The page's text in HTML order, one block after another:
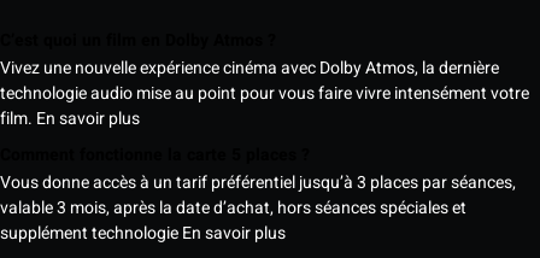
Vivez une nouvelle expérience cinéma avec Dolby Atmos, la dernière
technologie audio mise au point pour vous faire vivre intensément votre
film. En savoir plus
Vous donne accès à un tarif préférentiel jusqu’à 3 places par séances,
valable 3 mois, après la date d’achat, hors séances spéciales et
supplément technologieEn savoir plus